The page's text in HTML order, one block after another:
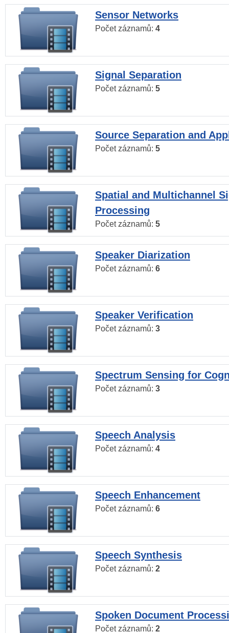
Sensor Networks
Počet záznamů: 4
Signal Separation
Počet záznamů: 5
Source Separation and
Počet záznamů: 5
Spatial and Multichannel
Processing
Počet záznamů: 5
Speaker Diarization
Počet záznamů: 6
Speaker Verification
Počet záznamů: 3
Spectrum Sensing for
Počet záznamů: 3
Speech Analysis
Počet záznamů: 4
Speech Enhancement
Počet záznamů: 6
Speech Synthesis
Počet záznamů: 2
Spoken Document
Počet záznamů: 2